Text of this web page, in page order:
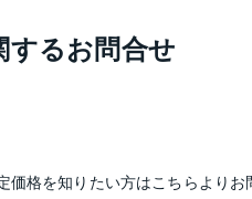
るお問合せ
価格を知りたい方はこちらよりお